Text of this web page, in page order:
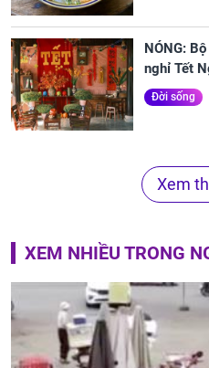
NÓNG:
nghỉ Tết
Đời sống
Xem
XEM NHIỀU TRONG